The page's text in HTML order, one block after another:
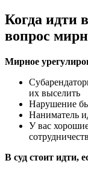
Когда идти
вопрос
Мирное
их выселить
Нарушение
Наниматель
У вас
В суд стоит идти,